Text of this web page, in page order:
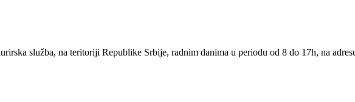
služba, na teritoriji Republike Srbije, radnim danima u periodu od 8 do 17h, na